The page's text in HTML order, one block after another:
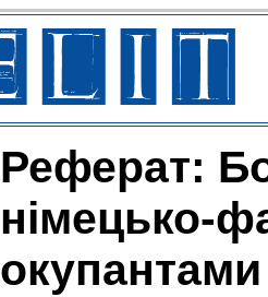
Реферат:
німецько-